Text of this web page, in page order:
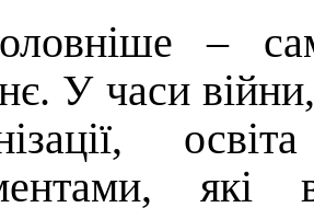
–
У часи
які